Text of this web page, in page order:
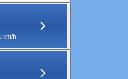
km/h